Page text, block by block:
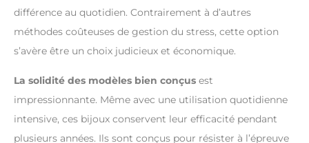
différence au quotidien. Contrairement à d’autres
méthodes coûteuses de gestion du stress, cette option
s’avère être un choix judicieux et économique.
La solidité des modèles bien conçus est
impressionnante. Même avec une utilisation quotidienne
intensive, ces bijoux conservent leur efficacité pendant
plusieurs années. Ils sont conçus pour résister à l’épreuve